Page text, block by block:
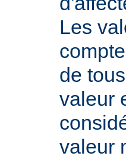
Les
de
valeur
valeur